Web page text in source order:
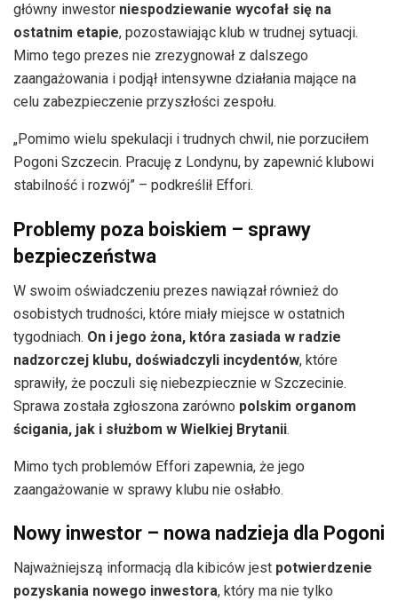
główny inwestor niespodziewanie wycofał się na
ostatnim etapie, pozostawiając klub w trudnej sytuacji.
Mimo tego prezes nie zrezygnował z dalszego
zaangażowania i podjął intensywne działania mające na
celu zabezpieczenie przyszłości zespołu.
„Pomimo wielu spekulacji i trudnych chwil, nie porzuciłem
Pogoni Szczecin. Pracuję z Londynu, by zapewnić klubowi
stabilność i rozwój” – podkreślił Effori.
Problemy poza boiskiem – sprawy
bezpieczeństwa
W swoim oświadczeniu prezes nawiązał również do
osobistych trudności, które miały miejsce w ostatnich
tygodniach. On i jego żona, która zasiada w radzie
nadzorczej klubu, doświadczyli incydentów, które
sprawiły, że poczuli się niebezpiecznie w Szczecinie.
Sprawa została zgłoszona zarówno polskim organom
ścigania, jak i służbom w Wielkiej Brytanii.
Mimo tych problemów Effori zapewnia, że jego
zaangażowanie w sprawy klubu nie osłabło.
Nowy inwestor – nowa nadzieja dla Pogoni
Najważniejszą informacją dla kibiców jest potwierdzenie
pozyskania nowego inwestora, który ma nie tylko